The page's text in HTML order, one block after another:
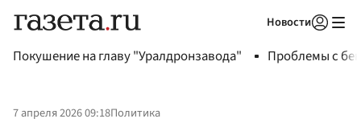
Новости
Покушение на главу "Уралдронзавода" Проблемы с
7 апреля 2026 09:18Политика